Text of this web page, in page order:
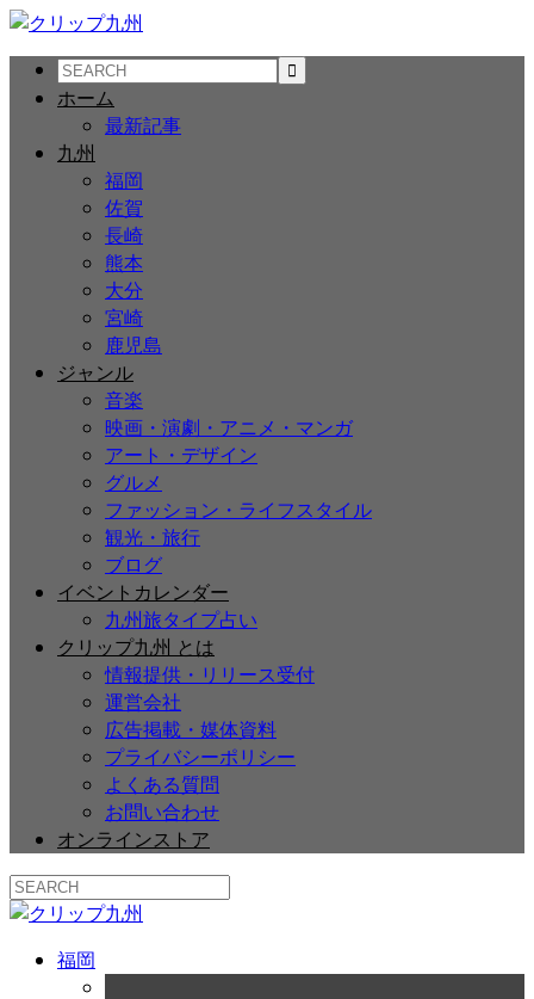
ホーム
最新記事
九州
福岡
佐賀
長崎
熊本
大分
宮崎
鹿児島
ジャンル
音楽
映画・演劇・アニメ・マンガ
アート・デザイン
グルメ
ファッション・ライフスタイル
観光・旅行
ブログ
イベントカレンダー
九州旅タイプ占い
クリップ九州 とは
情報提供・リリース受付
運営会社
広告掲載・媒体資料
プライバシーポリシー
よくある質問
お問い合わせ
オンラインストア
福岡